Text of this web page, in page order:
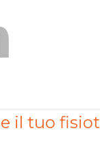
il tuo